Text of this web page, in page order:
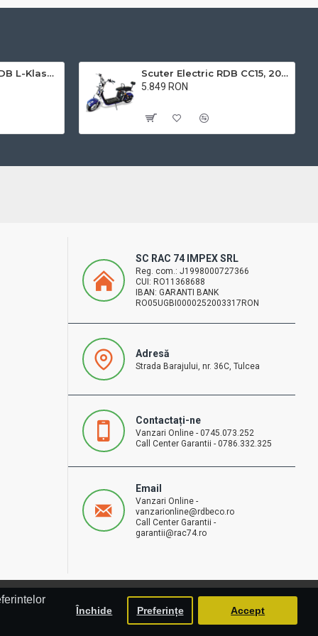
Închide Preferințe Accept
Triciclu electric RDB L-Klass4 fara permis, 1350W, 25 km/h
Scuter Electric RDB CC15, 2000W, fara permis, 25km/h
5.849 RON
SC RAC 74 IMPEX SRL
Reg. com.: J1998000727366
CUI: RO11368688
IBAN: GARANTI BANK
RO05UGBI0000252003317RON
Adresă
Strada Barajului, nr. 36C, Tulcea
Contactați-ne
Vanzari Online - 0745.073.252
Call Center Garantii - 0786.332.325
Email
Vanzari Online -
vanzarionline@rdbeco.ro
Call Center Garantii -
garantii@rac74.ro